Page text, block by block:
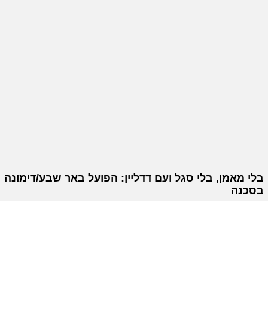
בלי מאמן, בלי סגל ועם דדליין: הפועל באר שבע/דימונה
בסכנה